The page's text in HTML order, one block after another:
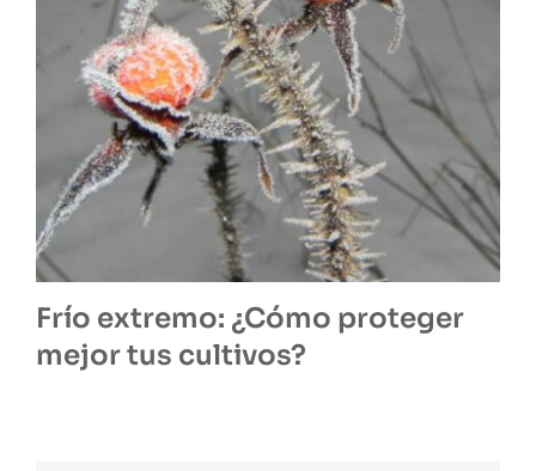
Frío extremo: ¿Cómo proteger
mejor tus cultivos?